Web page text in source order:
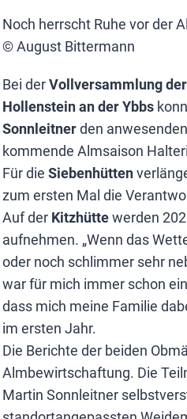
Noch herrscht Ruhe vor der
© August Bittermann
Bei derVollversammlung
Hollenstein an der Ybbs
Sonnleitnerden
kommende Almsaison
Für die Siebenhütten
zum ersten Mal die
Auf der Kitzhüttewerden
aufnehmen. „Wenn das
oder noch schlimmer sehr
war für mich immer schon
dass mich meine Familie
im ersten Jahr.
Die Berichte der beiden
Almbewirtschaftung. Die
Martin Sonnleitner